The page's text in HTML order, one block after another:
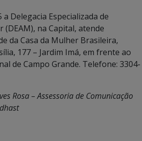
Delegacia Especializada de
na Capital, atende
da Casa da Mulher Brasileira,
177 – Jardim Imá, em frente ao
de Campo Grande. Telefone: 3304-
Rosa – Assessoria de Comunicação